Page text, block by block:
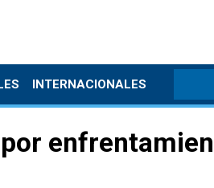
INTERNACIONALES